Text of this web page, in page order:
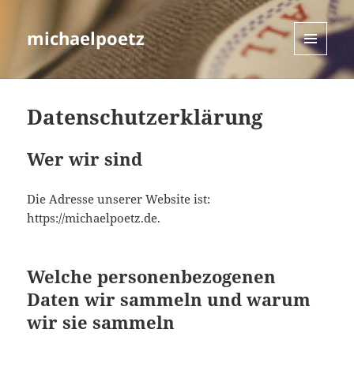
michaelpoetz
MENÜ
UND
Datenschutzerklärung
Wer wir sind
Die Adresse unserer Website ist:
https://michaelpoetz.de.
Welche personenbezogenen
Daten wir sammeln und warum
wir sie sammeln